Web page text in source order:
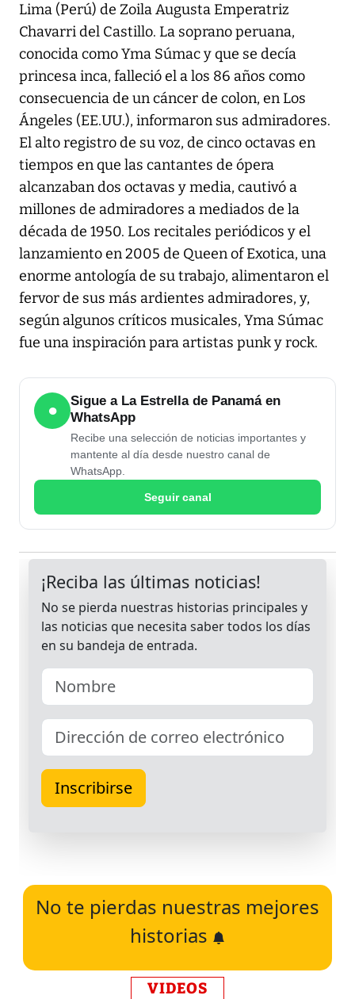
Lima (Perú) de Zoila Augusta Emperatriz
Chavarri del Castillo. La soprano peruana,
conocida como Yma Súmac y que se decía
princesa inca, falleció el a los 86 años como
consecuencia de un cáncer de colon, en Los
Ángeles (EE.UU.), informaron sus admiradores.
El alto registro de su voz, de cinco octavas en
tiempos en que las cantantes de ópera
alcanzaban dos octavas y media, cautivó a
millones de admiradores a mediados de la
década de 1950. Los recitales periódicos y el
lanzamiento en 2005 de Queen of Exotica, una
enorme antología de su trabajo, alimentaron el
fervor de sus más ardientes admiradores, y,
según algunos críticos musicales, Yma Súmac
fue una inspiración para artistas punk y rock.
●
Sigue a La Estrella de Panamá en
WhatsApp
Recibe una selección de noticias importantes y
mantente al día desde nuestro canal de
WhatsApp.
Seguir canal
No te pierdas nuestras mejores
historias
VIDEOS